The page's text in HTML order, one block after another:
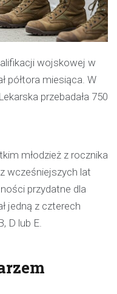
wojskowej w
półtora miesiąca. W
przebadała 750
młodzież z rocznika
wcześniejszych lat
przydatne dla
jedną z czterech
D lub E.